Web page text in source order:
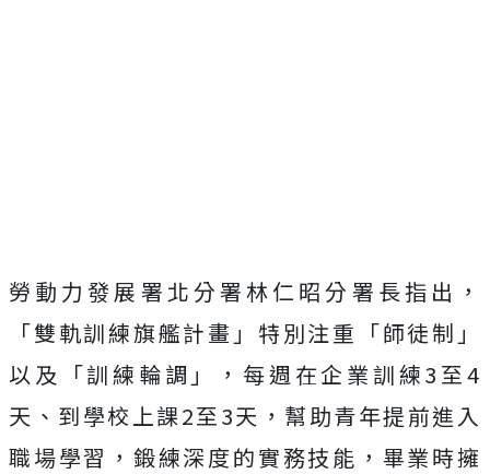
勞動力發展署北分署林仁昭分署長指出，
「雙軌訓練旗艦計畫」特別注重「師徒制」
以及「訓練輪調」，每週在企業訓練3至4
天、到學校上課2至3天，幫助青年提前進入
職場學習，鍛練深度的實務技能，畢業時擁